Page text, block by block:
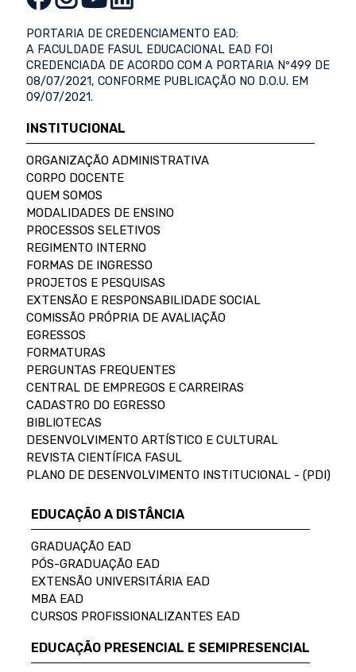
PORTARIA DE CREDENCIAMENTO EAD:
A FACULDADE FASUL EDUCACIONAL EAD FOI
CREDENCIADA DE ACORDO COM A PORTARIA Nº499 DE
08/07/2021, CONFORME PUBLICAÇÃO NO D.O.U. EM
09/07/2021.
INSTITUCIONAL
ORGANIZAÇÃO ADMINISTRATIVA
CORPO DOCENTE
QUEM SOMOS
MODALIDADES DE ENSINO
PROCESSOS SELETIVOS
REGIMENTO INTERNO
FORMAS DE INGRESSO
PROJETOS E PESQUISAS
EXTENSÃO E RESPONSABILIDADE SOCIAL
COMISSÃO PRÓPRIA DE AVALIAÇÃO
EGRESSOS
FORMATURAS
PERGUNTAS FREQUENTES
CENTRAL DE EMPREGOS E CARREIRAS
CADASTRO DO EGRESSO
BIBLIOTECAS
DESENVOLVIMENTO ARTÍSTICO E CULTURAL
REVISTA CIENTÍFICA FASUL
PLANO DE DESENVOLVIMENTO INSTITUCIONAL - (PDI)
EDUCAÇÃO A DISTÂNCIA
GRADUAÇÃO EAD
PÓS-GRADUAÇÃO EAD
EXTENSÃO UNIVERSITÁRIA EAD
MBA EAD
CURSOS PROFISSIONALIZANTES EAD
EDUCAÇÃO PRESENCIAL E SEMIPRESENCIAL